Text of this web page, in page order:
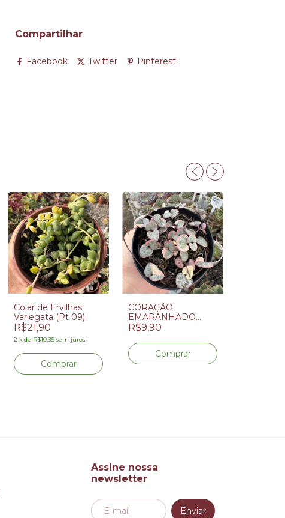
Compartilhar
Facebook Twitter Pinterest
Colar de Ervilhas
Variegata (Pt 09)
R$21,90
2 xde R$10,95 sem juros
CORAÇÃO
EMARANHADO
VARIEGATA (PT 9)
R$9,90
Assine nossa
newsletter